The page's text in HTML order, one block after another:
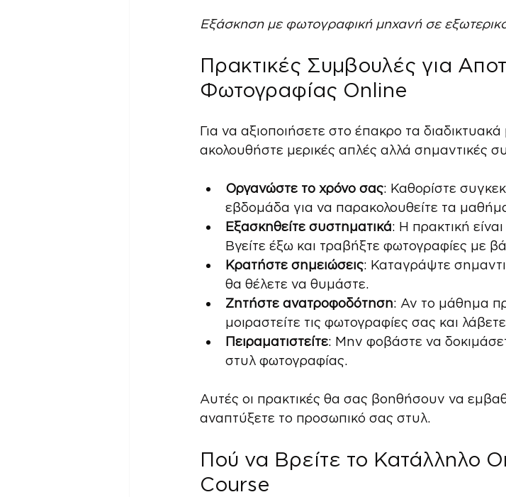
Εξάσκηση με φωτογραφική μηχανή σε
Πρακτικές Συμβουλές για
Φωτογραφίας Online
Για να αξιοποιήσετε στο έπακρο τα
ακολουθήστε μερικές απλές αλλά σημαντικές
Οργανώστε το χρόνο σας: Καθορίστε
εβδομάδα για να παρακολουθείτε τα
Εξασκηθείτε συστηματικά: Η πρακτική είναι
Βγείτε έξω και τραβήξτε φωτογραφίες με
Κρατήστε σημειώσεις: Καταγράψτε
θα θέλετε να θυμάστε.
Ζητήστε ανατροφοδότηση: Αν το μάθημα
μοιραστείτε τις φωτογραφίες σας και λάβετε
Πειραματιστείτε: Μην φοβάστε να
στυλ φωτογραφίας.
Αυτές οι πρακτικές θα σας βοηθήσουν να
αναπτύξετε το προσωπικό σας στυλ.
Πού να Βρείτε το Κατάλληλο
Course